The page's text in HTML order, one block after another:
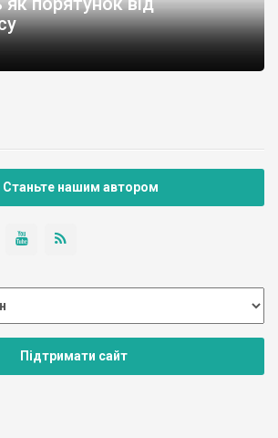
Станьте нашим автором
Підтримати сайт